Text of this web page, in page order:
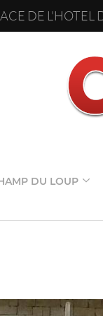
DE L'HOTEL
DU LOUP